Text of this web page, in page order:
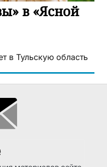
в «Ясной
в Тульскую область